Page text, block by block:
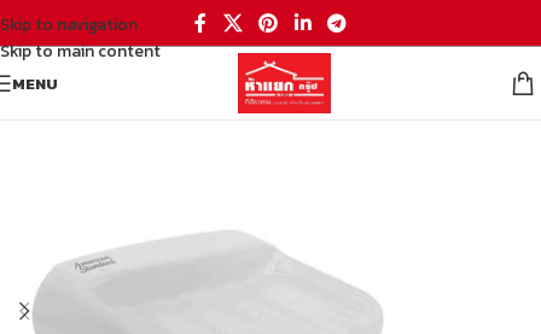
Skip to navigation
Skip to main content
MENU
อุปกรณ์ภายในห้องน้ำ/ที่กดสบู่